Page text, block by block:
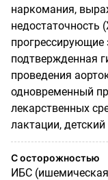
наркомания,
прогрессирующие
подтвержденная
проведения
одновременный
лекарственных
лактации,
С осторожностью
ИБС